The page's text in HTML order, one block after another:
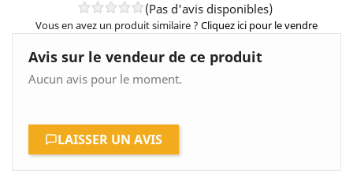
(Pas d'avis disponibles)
Vous en avez un produit similaire ? Cliquez ici pour le vendre
Avis sur le vendeur de ce produit
Aucun avis pour le moment.
LAISSER UN AVIS